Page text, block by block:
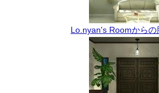
Lo.nyan's Roomから